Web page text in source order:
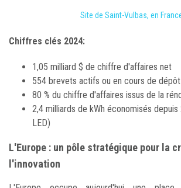
Site de Saint-Vulbas, en
Chiffres clés 2024:
1,05 milliard $ de chiffre d'affaires net
554 brevets actifs ou en cours de
80 % du chiffre d'affaires issus de la
2,4 milliards de kWh économisés
LED)
L'Europe : un pôle stratégique pour la
l'innovation